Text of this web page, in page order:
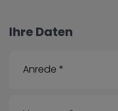
Ihre Daten